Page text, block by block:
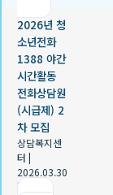
2026년 청
소년전화
1388 야간
시간활동
전화상담원
(시급제) 2
차 모집
상담복지센
터 |
2026.03.30
|